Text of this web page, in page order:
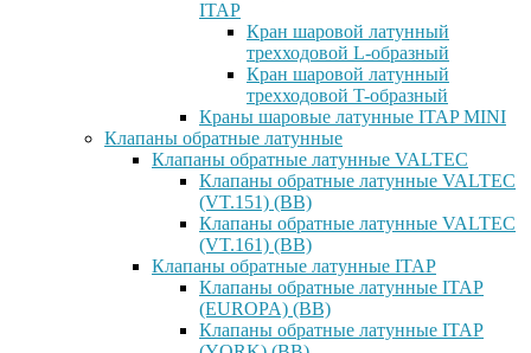
ITAP
Кран шаровой латунный
трехходовой L-образный
Кран шаровой латунный
трехходовой T-образный
Краны шаровые латунные ITAP MINI
Клапаны обратные латунные
Клапаны обратные латунные VALTEC
Клапаны обратные латунные VALTEC
(VT.151) (ВВ)
Клапаны обратные латунные VALTEC
(VT.161) (ВВ)
Клапаны обратные латунные ITAP
Клапаны обратные латунные ITAP
(EUROPA) (ВВ)
Клапаны обратные латунные ITAP